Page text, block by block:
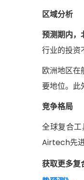
区域分析
预测期内，
行业的投资
欧洲地区在
要地位。此
竞争格局
全球复合
Airtech先
获取更多复